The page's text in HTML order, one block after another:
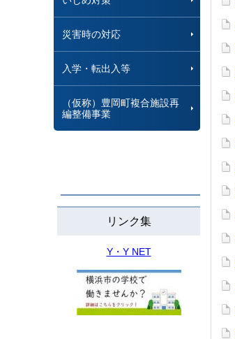
災害時の対応
入学・転出入等
（仮称）豊岡町複合施設再
編整備事業
リンク集
Y・Y NET